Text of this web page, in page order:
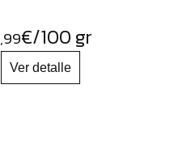
,99€/100 gr